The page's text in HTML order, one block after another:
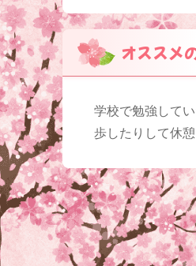
オススメ
学校で勉強して
歩したりして休